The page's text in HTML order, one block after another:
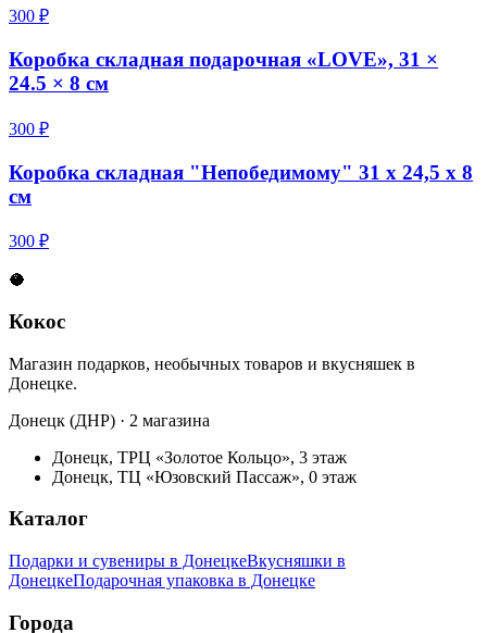
300 ₽
Коробка складная подарочная «LOVE», 31 ×
24.5 × 8 см
300 ₽
Коробка складная "Непобедимому" 31 х 24,5 х 8
см
300 ₽
🥥
Кокос
Магазин подарков, необычных товаров и вкусняшек в
Донецке.
Донецк (ДНР) · 2 магазина
Донецк, ТРЦ «Золотое Кольцо», 3 этаж
Донецк, ТЦ «Юзовский Пассаж», 0 этаж
Каталог
Подарки и сувениры в ДонецкеВкусняшки в
ДонецкеПодарочная упаковка в Донецке
Города